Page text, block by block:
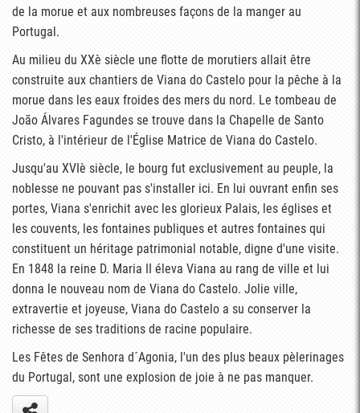
de la morue et aux nombreuses façons de la manger au
Portugal.
Au milieu du XXè siècle une flotte de morutiers allait être
construite aux chantiers de Viana do Castelo pour la pêche à la
morue dans les eaux froides des mers du nord. Le tombeau de
João Álvares Fagundes se trouve dans la Chapelle de Santo
Cristo, à l'intérieur de l'Église Matrice de Viana do Castelo.
Jusqu'au XVIè siècle, le bourg fut exclusivement au peuple, la
noblesse ne pouvant pas s'installer ici. En lui ouvrant enfin ses
portes, Viana s'enrichit avec les glorieux Palais, les églises et
les couvents, les fontaines publiques et autres fontaines qui
constituent un héritage patrimonial notable, digne d'une visite.
En 1848 la reine D. Maria II éleva Viana au rang de ville et lui
donna le nouveau nom de Viana do Castelo. Jolie ville,
extravertie et joyeuse, Viana do Castelo a su conserver la
richesse de ses traditions de racine populaire.
Les Fêtes de Senhora d´Agonia, l'un des plus beaux pèlerinages
du Portugal, sont une explosion de joie à ne pas manquer.